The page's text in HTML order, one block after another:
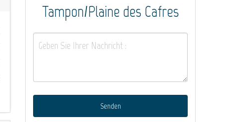
Tampon/Plaine des Cafres
Senden